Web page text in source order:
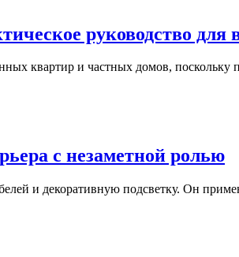
руководство для
квартир и частных домов,
с незаметной ролью
и декоративную подсветку. Он